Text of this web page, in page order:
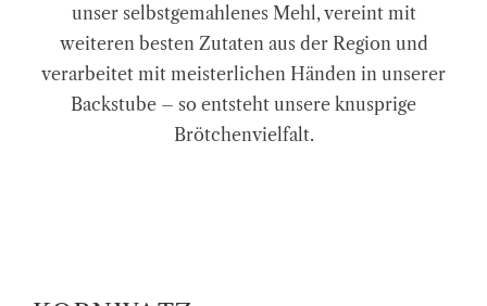
unser selbstgemahlenes Mehl, vereint mit
weiteren besten Zutaten aus der Region und
verarbeitet mit meisterlichen Händen in unserer
Backstube – so entsteht unsere knusprige
Brötchenvielfalt.